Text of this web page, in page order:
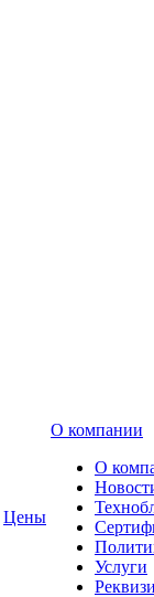
Цены
О компании
О
Услуги